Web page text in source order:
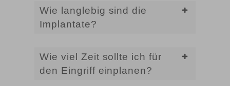
Wie langlebig sind die
Implantate?
Wie viel Zeit sollte ich für
den Eingriff einplanen?